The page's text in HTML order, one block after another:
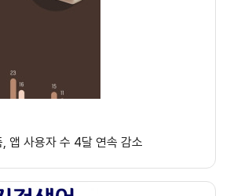
앱 사용자 수 4달 연속 감소